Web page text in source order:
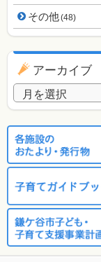
その他(48)
アーカイブ
アーカイブ